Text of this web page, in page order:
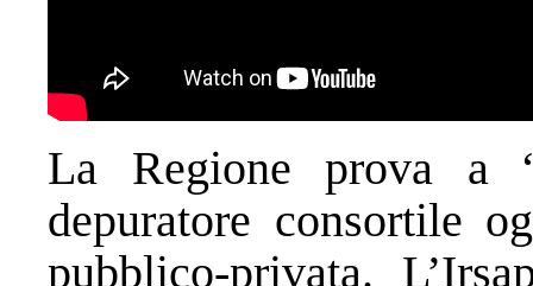
La Regione prova a
depuratore consortile
pubblico-privata.